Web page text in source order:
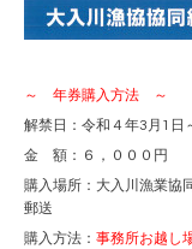
～ 年券購入方法 ～
解禁日：令和４年3月1日
金 額：６，０００円
購入場所：大入川漁業協
郵送
購入方法： 事務所お越し